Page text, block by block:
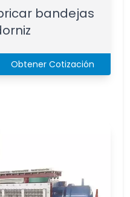
bandejas
Obtener Cotización